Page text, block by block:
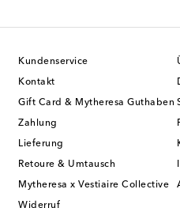
Kundenservice
Kontakt
Gift Card & Mytheresa Guthaben
Zahlung
Lieferung
Retoure & Umtausch
Mytheresa x Vestiaire Collective
Widerruf